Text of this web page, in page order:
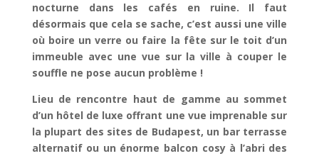
nocturne dans les cafés en ruine. Il faut
désormais que cela se sache, c’est aussi une ville
où boire un verre ou faire la fête sur le toit d’un
immeuble avec une vue sur la ville à couper le
souffle ne pose aucun problème !
Lieu de rencontre haut de gamme au sommet
d’un hôtel de luxe offrant une vue imprenable sur
la plupart des sites de Budapest, un bar terrasse
alternatif ou un énorme balcon cosy à l’abri des